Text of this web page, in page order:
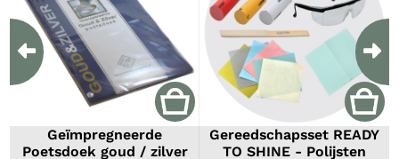
Geïmpregneerde
Poetsdoek goud / zilver
Gereedschapsset READY
TO SHINE - Polijsten
Previous